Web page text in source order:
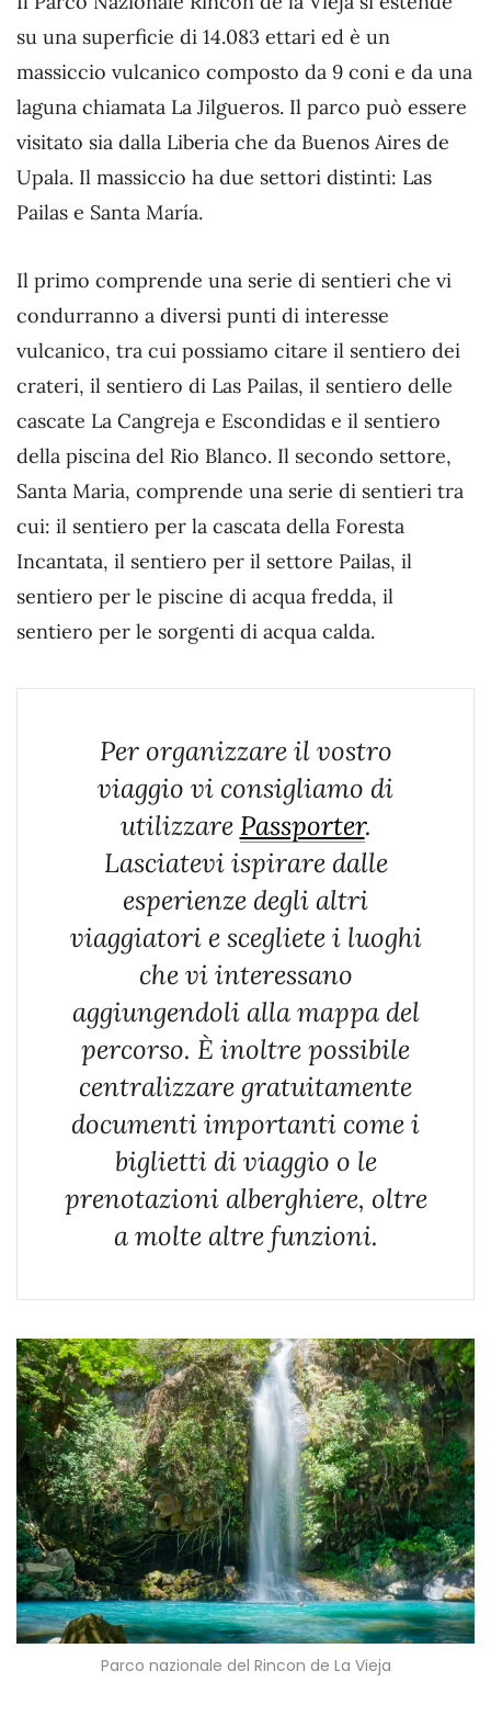
su una superficie di 14.083 ettari ed è un
massiccio vulcanico composto da 9 coni e da una
laguna chiamata La Jilgueros. Il parco può essere
visitato sia dalla Liberia che da Buenos Aires de
Upala. Il massiccio ha due settori distinti: Las
Pailas e Santa María.
Il primo comprende una serie di sentieri che vi
condurranno a diversi punti di interesse
vulcanico, tra cui possiamo citare il sentiero dei
crateri, il sentiero di Las Pailas, il sentiero delle
cascate La Cangreja e Escondidas e il sentiero
della piscina del Rio Blanco. Il secondo settore,
Santa Maria, comprende una serie di sentieri tra
cui: il sentiero per la cascata della Foresta
Incantata, il sentiero per il settore Pailas, il
sentiero per le piscine di acqua fredda, il
sentiero per le sorgenti di acqua calda.
Per organizzare il vostro
viaggio vi consigliamo di
utilizzare Passporter.
Lasciatevi ispirare dalle
esperienze degli altri
viaggiatori e scegliete i luoghi
che vi interessano
aggiungendoli alla mappa del
percorso. È inoltre possibile
centralizzare gratuitamente
documenti importanti come i
biglietti di viaggio o le
prenotazioni alberghiere, oltre
a molte altre funzioni.
Parco nazionale del Rincon de La Vieja